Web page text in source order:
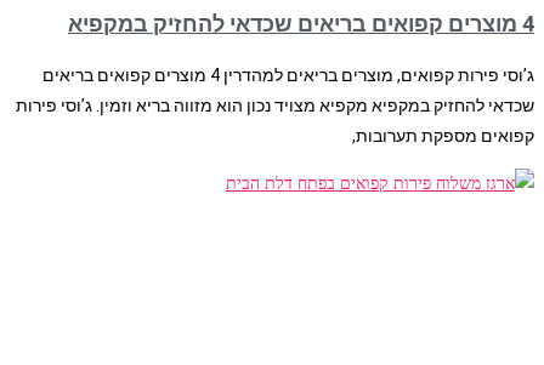
4 מוצרים קפואים בריאים שכדאי להחזיק במקפיא
ג’וסי פירות קפואים, מוצרים בריאים למהדרין 4 מוצרים קפואים בריאים
שכדאי להחזיק במקפיא מקפיא מצויד נכון הוא מזווה בריא וזמין. ג’וסי פירות
קפואים מספקת תערובות,